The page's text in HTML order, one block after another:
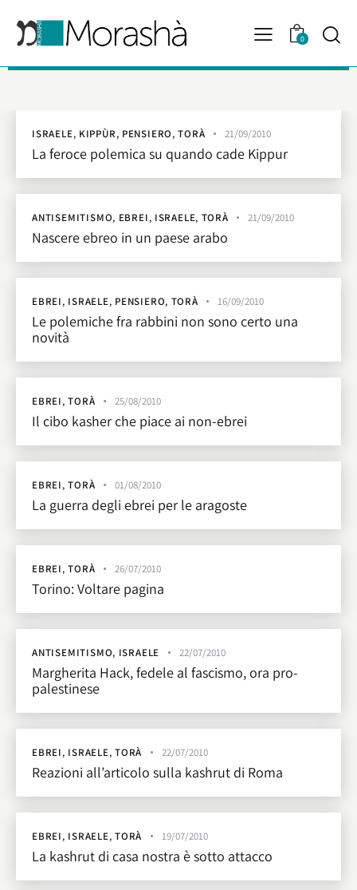
0
ISRAELE, KIPPÙR, PENSIERO,TORÀ 21/09/2010
La feroce polemica su quando cade Kippur
ANTISEMITISMO, EBREI, ISRAELE, TORÀ 21/09/2010
Nascere ebreo in un paese arabo
EBREI, ISRAELE, PENSIERO, TORÀ 16/09/2010
Le polemiche fra rabbini non sono certo una
novità
EBREI,TORÀ 25/08/2010
Il cibo kasher che piace ai non-ebrei
EBREI,TORÀ 01/08/2010
La guerra degli ebrei per le aragoste
EBREI,TORÀ 26/07/2010
Torino: Voltare pagina
ANTISEMITISMO, ISRAELE 22/07/2010
Margherita Hack, fedele al fascismo, ora pro-
palestinese
EBREI, ISRAELE,TORÀ 22/07/2010
Reazioni all’articolo sulla kashrut di Roma
EBREI, ISRAELE,TORÀ 19/07/2010
La kashrut di casa nostra è sotto attacco